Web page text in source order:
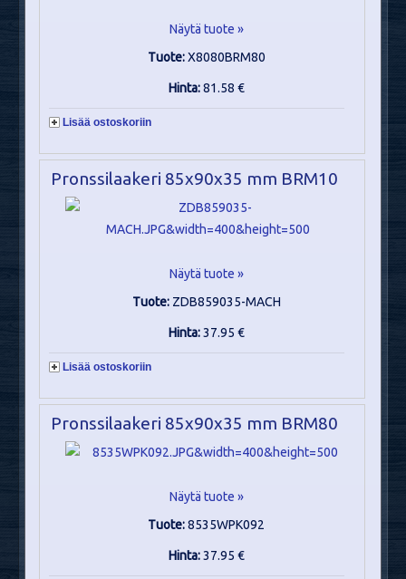
Näytä tuote »
Tuote:X8080BRM80
Hinta:81.58 €
Lisää ostoskoriin
Pronssilaakeri 85x90x35 mm BRM10
Näytä tuote »
Tuote: ZDB859035-MACH
Hinta:37.95 €
Lisää ostoskoriin
Pronssilaakeri 85x90x35 mm BRM80
Näytä tuote »
Tuote:8535WPK092
Hinta:37.95 €